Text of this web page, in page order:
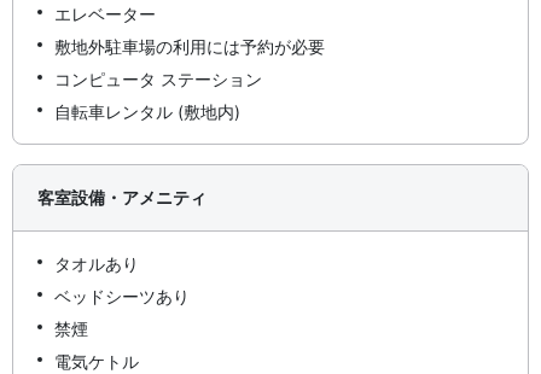
エレベーター
敷地外駐車場の利用には予約が必要
コンピュータ ステーション
自転車レンタル (敷地内)
客室設備・アメニティ
タオルあり
ベッドシーツあり
禁煙
電気ケトル